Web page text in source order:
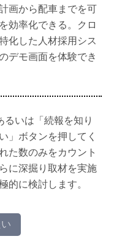
画から配車までを可
効率化できる。クロ
化した人材採用シス
デモ画面を体験でき
いは「続報を知り
」ボタンを押してく
た数のみをカウント
に深掘り取材を実施
的に検討します。